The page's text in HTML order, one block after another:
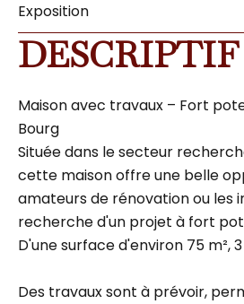
Exposition
DESCRIPTIF
Maison avec travaux – Fort
Bourg
Située dans le secteur
cette maison offre une belle
amateurs de rénovation ou les
recherche d'un projet à fort
D'une surface d'environ 75 m²,
Des travaux sont à prévoir,